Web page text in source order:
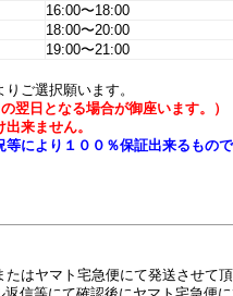
16:00〜18:00
18:00〜20:00
19:00〜21:00
ご選択願います。
翌日となる場合が御座います。）
来ません。
により１００％保証出来るもの
はヤマト宅急便にて発送させて頂